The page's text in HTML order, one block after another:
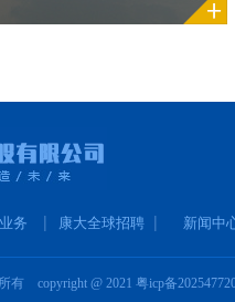
务 康大全球招聘 新闻中
有 copyright @ 2021 粤icp备